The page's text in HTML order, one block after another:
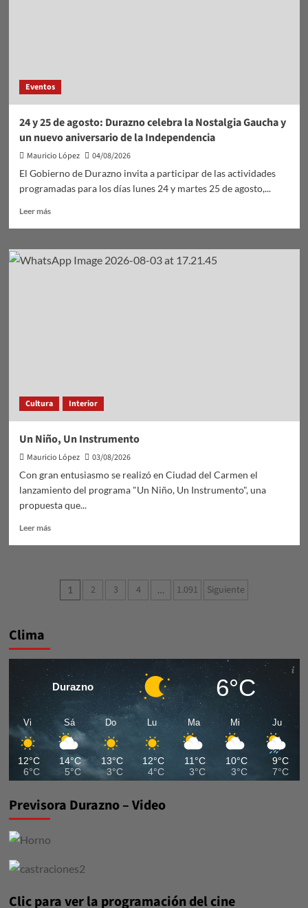
Eventos
24 y 25 de agosto: Durazno celebra la Nostalgia Gaucha y
un nuevo aniversario de la Independencia
Mauricio López
04/08/2026
El Gobierno de Durazno invita a participar de las actividades
programadas para los días lunes 24 y martes 25 de agosto,...
Leer másLeer
24
y
nuevo
la
Independencia
Cultura Interior
Un Niño, Un Instrumento
Mauricio López
03/08/2026
Con gran entusiasmo se realizó en Ciudad del Carmen el
lanzamiento del programa "Un Niño, Un Instrumento", una
propuesta que...
Leer másLeer
Niño,
Paginación
1 2 3 4 … 1.091 Siguiente
Clima
Durazno 6°C
Vi
12°C
6°C
Sá
14°C
5°C
Do
13°C
3°C
Lu
12°C
4°C
Ma
11°C
3°C
Mi
10°C
3°C
Ju
9°C
7°C
Previsora Durazno – Video
Clic para ver la programación del cine